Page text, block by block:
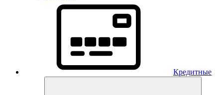
Кредитные